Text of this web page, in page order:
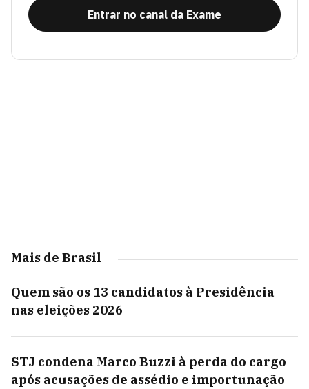
Entrar no canal da Exame
Mais de Brasil
Quem são os 13 candidatos à Presidência
nas eleições 2026
STJ condena Marco Buzzi à perda do cargo
após acusações de assédio e importunação